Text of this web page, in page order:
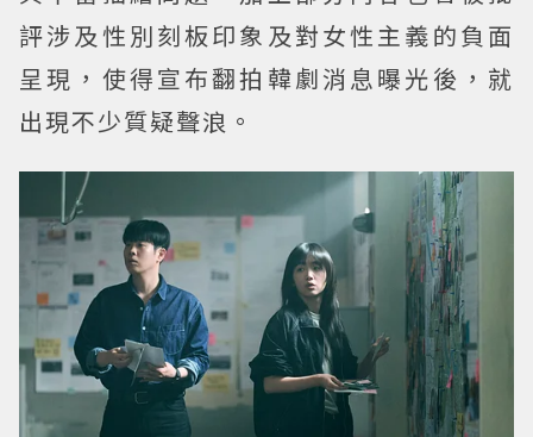
評涉及性別刻板印象及對女性主義的負面
呈現，使得宣布翻拍韓劇消息曝光後，就
出現不少質疑聲浪。